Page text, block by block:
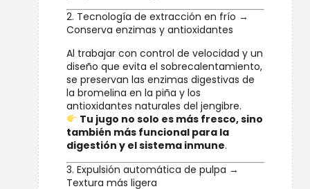
2. Tecnología de extracción en frío →
Conserva enzimas y antioxidantes
Al trabajar con control de velocidad y un
diseño que evita el sobrecalentamiento,
se preservan las enzimas digestivas de
la bromelina en la piña y los
antioxidantes naturales del jengibre.
Tu jugo no solo es más fresco, sino
también más funcional para la
digestión y el sistema inmune.
3. Expulsión automática de pulpa →
Textura más ligera